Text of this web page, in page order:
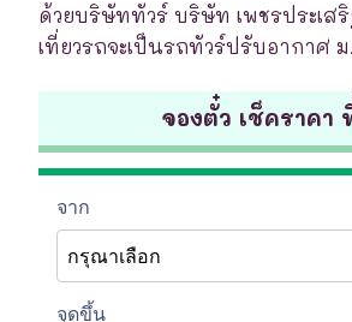
ด้วยบริษัททัวร์ บริษัท เพชรประเส
เที่ยวรถจะเป็นรถทัวร์ปรับอากาศ
จองตั๋ว เช็คราคา